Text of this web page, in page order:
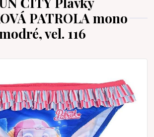
PATROLA mono
vel. 116